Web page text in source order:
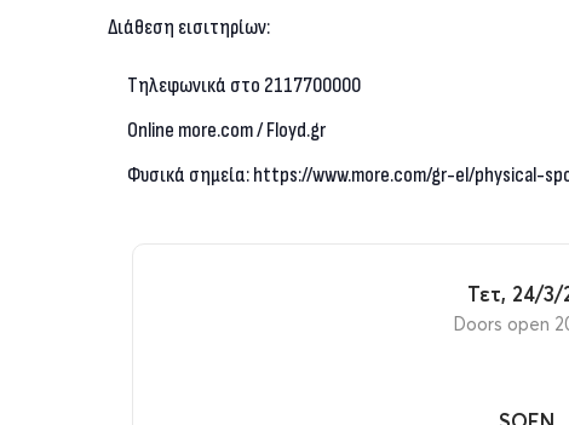
Διάθεση εισιτηρίων:
Τηλεφωνικά στο 2117700000
Online more.com / Floyd.gr
Φυσικά σημεία: https://www.more.com/gr-el/physical-